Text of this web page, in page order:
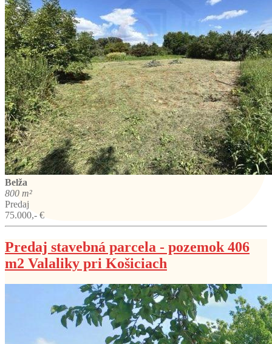
Belža
800 m²
Predaj
75.000,- €
Predaj stavebná parcela - pozemok 406
m2 Valaliky pri Košiciach